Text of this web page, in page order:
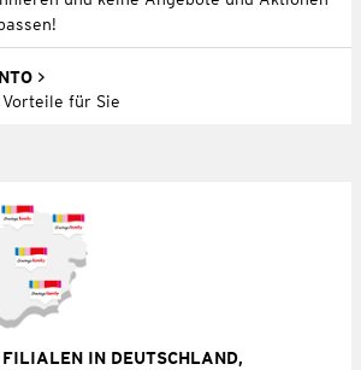
Vorteile für Sie
IN DEUTSCHLAND,